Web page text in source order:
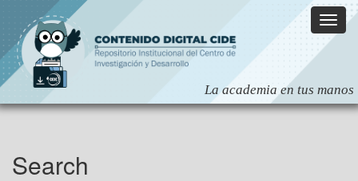
navigation
Search